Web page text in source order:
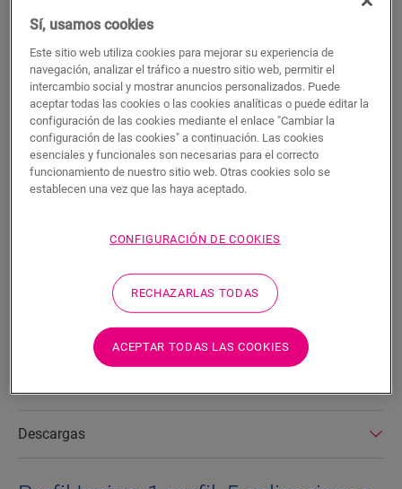
Características del producto
Este perfil único ofrece múltiples soluciones para rematar su
suelo, como la transición entre suelos o un remate en una
pared o ventana. Solo tiene que cortar el perfil Incizo según la
forma deseada con el cúter Incizo incluido. El perfil combina a
la perfección con el color de su suelo. Un paquete contiene un
perfil Incizo, un cúter Incizo y un riel de plástico. Para lograr
perfil Incizo puede: 1. unir dos suelos con alturas distintas 2.
suelo junto a la pared o la ventana 4. crear una bonita
transición entre su suelo laminado y otros tipos de suelos 5.
rematar sus escaleras y peldaños
Descargas
Sí, usamos cookies
Este sitio web utiliza cookies para mejorar su experiencia de
navegación, analizar el tráfico a nuestro sitio web, permitir el
intercambio social y mostrar anuncios personalizados. Puede
aceptar todas las cookies o las cookies analíticas o puede editar la
configuración de las cookies mediante el enlace "Cambiar la
configuración de las cookies" a continuación. Las cookies
esenciales y funcionales son necesarias para el correcto
funcionamiento de nuestro sitio web. Otras cookies solo se
establecen una vez que las haya aceptado.
CONFIGURACIÓN DE COOKIES
RECHAZARLAS TODAS
ACEPTAR TODAS LAS COOKIES